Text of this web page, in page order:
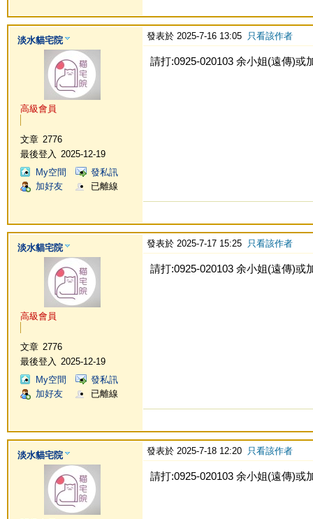
淡水貓宅院
高級會員
文章 2776
最後登入
2025-12-19
My空間
發私訊
加好友
已離線
發表於 2025-7-16 13:05 只看該作者
請打:0925-020103 余小姐(遠傳)或
淡水貓宅院
高級會員
文章 2776
最後登入
2025-12-19
My空間
發私訊
加好友
已離線
發表於 2025-7-17 15:25 只看該作者
請打:0925-020103 余小姐(遠傳)或
淡水貓宅院 發表於 2025-7-18 12:20 只看該作者
請打:0925-020103 余小姐(遠傳)或